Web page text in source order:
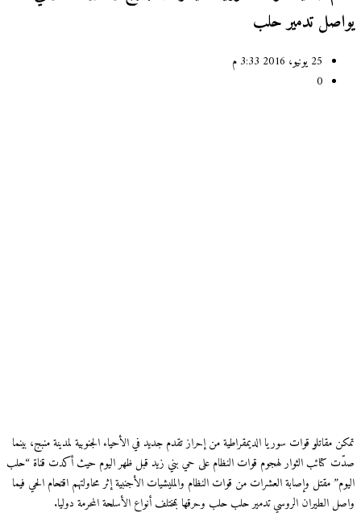
يواصل تدمير حلب
25 يونيو، 2016 3:33 م
تمكن مقاتلو قوات سوريا الديمقراطية من إحراز تقدم جديد في الأحياء الجنوبية لمدينة منبج، بينما
صدّت كتائب الثوار لهجوم قوات النظام على حي بني زيد قبل ظهر اليوم حيث أكدت قناة “حلب
اليوم” مقتل وإصابة العشرات من قوات النظام والمليشيات الأجنبية إثر محاولتهم اقتحام الحي فيما
واصل الطيران الروسي تدمير حلب حلب وحرقها بمختلف أنواع الأسلحة المحرمة دوليا.